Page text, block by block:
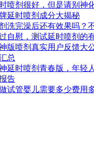
喷剂很好，但是请别神
延时喷剂成分大揭秘
洗完澡后还有效果吗？
自慰，测试延时喷剂的
版喷剂真实用户反馈大
总
延时喷剂青春版，年轻
告
试管婴儿需要多少费用